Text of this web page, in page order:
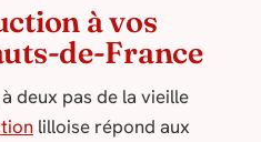
à vos
de-France
deux pas de la vieille
lilloise répond aux